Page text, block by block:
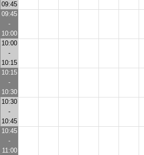
09:45
09:45
-
10:00
10:00
-
10:15
10:15
-
10:30
10:30
-
10:45
10:45
-
11:00